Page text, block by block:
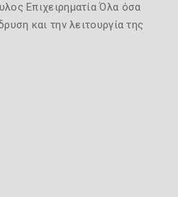
Επιχειρηματία Όλα όσα
και την λειτουργία της